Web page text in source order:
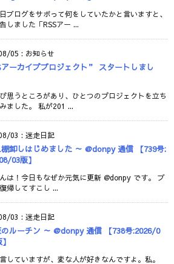
ブログをサボって何をしていたかと言いますと、
しました「RSSアー ...
05 : お知らせ
アーカイブプロジェクト” スタートしまし
思うところがあり、ひとつのプロジェクトを立ち
ました。 私が201 ...
03 : 迷走日記
卸しはじめました ～ @donpy 通信 【739号:
03版】
は！今日もなぜか元気に更新 @donpy です。 ブ
帰してすこし ...
03 : 迷走日記
のルーチン ～ @donpy 通信 【738号:2026/0
していますが、変な人が好きなんですよ。私。